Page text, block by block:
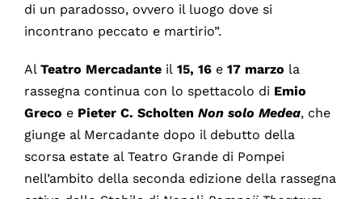
di un paradosso, ovvero il luogo dove si
incontrano peccato e martirio”.
Al Teatro Mercadante il 15, 16 e17 marzo la
rassegna continua con lo spettacolo di Emio
Greco e Pieter C. Scholten Non solo Medea, che
giunge al Mercadante dopo il debutto della
scorsa estate al Teatro Grande di Pompei
nell’ambito della seconda edizione della rassegna